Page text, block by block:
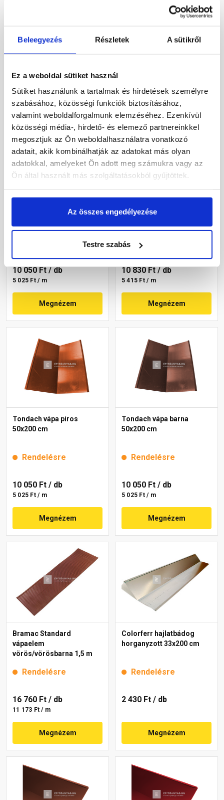
Beleegyezés Részletek A sütikről
Ez a weboldal sütiket használ
Sütiket használunk a tartalmak és hirdetések személyre
szabásához, közösségi funkciók biztosításához,
valamint weboldalforgalmunk elemzéséhez. Ezenkívül
közösségi média-, hirdető- és elemező partnereinkkel
megosztjuk az Ön weboldalhasználatra vonatkozó
adatait, akik kombinálhatják az adatokat más olyan
adatokkal, amelyeket Ön adott meg számukra vagy az
Ön által használt más szolgáltatásokból gyűjtöttek.
Az összes engedélyezése
Testre szabás
20 450 Ft/ db
Megnézem
vápához piros/barna 60 cm
Megnézem
10 050 Ft/ db
5 025 Ft / m
Megnézem
fekete 50x200 cm
Rendelésre
10 830 Ft/ db
5 415 Ft / m
Megnézem
Tondach vápa piros
50x200 cm
Rendelésre
10 050 Ft / db
5 025 Ft / m
Megnézem
Tondach vápa barna
50x200 cm
Rendelésre
10 050 Ft / db
5 025 Ft / m
Megnézem
Bramac Standard
vápaelem
vörös/vörösbarna 1,5 m
Rendelésre
16 760 Ft / db
11 173 Ft / m
Megnézem
Colorferr hajlatbádog
horganyzott 33x200 cm
Rendelésre
2 430 Ft / db
Megnézem